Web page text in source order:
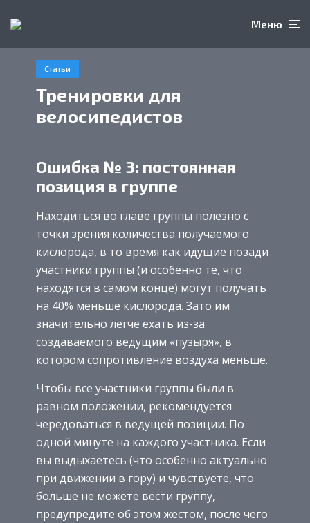
Меню
Статьи
Тренировки для
велосипедистов
Ошибка № 3: постоянная
позиция в группе
Находиться во главе группы полезно с
точки зрения количества получаемого
кислорода, в то время как идущие позади
участники группы (и особенно те, что
находятся в самом конце) могут получать
на 40% меньше кислорода. Зато им
значительно легче ехать из-за
создаваемого ведущим «пузыря», в
котором сопротивление воздуха меньше.
Чтобы все участники группы были в
равном положении, рекомендуется
чередоваться в ведущей позиции. По
одной минуте на каждого участника. Если
вы выдыхаетесь (что особенно актуально
при движении в гору) и чувствуете, что
больше не можете вести группу,
предупредите об этом жестом, после чего